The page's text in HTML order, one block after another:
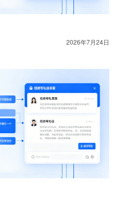
2026年7月24日